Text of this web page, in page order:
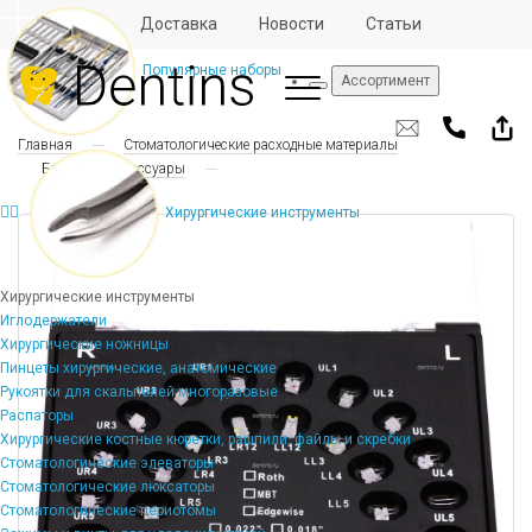
Отзывы Доставка Новости Статьи
Ассортимент
Популярные наборы
Хирургические инструменты
Хирургические инструменты
Иглодержатели
Хирургические ножницы
Пинцеты хирургические, анатомические
Рукоятки для скальпелей многоразовые
Распаторы
Хирургические костные кюретки, рашпили, файлы и скребки
Стоматологические элеваторы
Стоматологические люксаторы
Стоматологические периотомы
Главная
Стоматологические расходные материалы
Брекеты и аксессуары